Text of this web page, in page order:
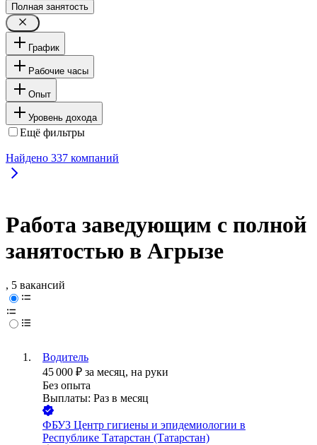
Полная занятость
График
Рабочие часы
Опыт
Уровень дохода
Ещё фильтры
Найдено 337 компаний
Работа заведующим с полной
занятостью в Агрызе
, 5 вакансий
Водитель
45 000 ₽ за месяц, на руки
Без опыта
Выплаты: Раз в месяц
ФБУЗ Центр гигиены и эпидемиологии в
Республике Татарстан (Татарстан)